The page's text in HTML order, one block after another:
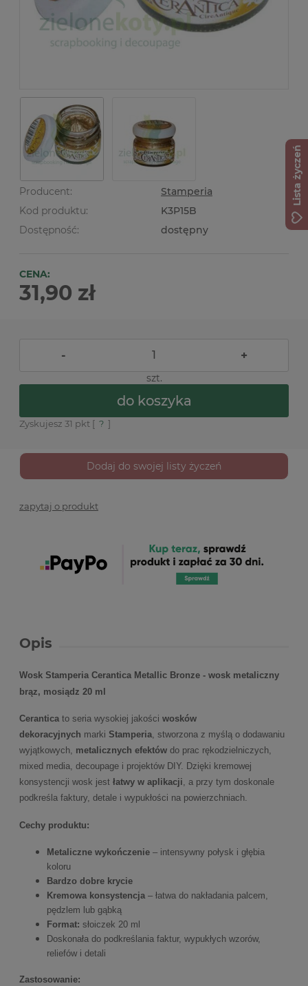
Producent:
Stamperia
Kod produktu:
K3P15B
Dostępność:
dostępny
CENA:
31,90 zł
- +
szt.
do koszyka
Zyskujesz 31 pkt [ ? ]
Dodaj do swojej listy życzeń
zapytaj o produkt
Opis
Wosk Stamperia Cerantica Metallic Bronze - wosk metaliczny
brąz, mosiądz 20 ml
Cerantica to seria wysokiej jakości wosków
dekoracyjnych marki Stamperia, stworzona z myślą o dodawaniu
wyjątkowych, metalicznych efektów do prac rękodzielniczych,
mixed media, decoupage i projektów DIY. Dzięki kremowej
konsystencji wosk jest łatwy w aplikacji, a przy tym doskonale
podkreśla faktury, detale i wypukłości na powierzchniach.
Cechy produktu:
Metaliczne wykończenie – intensywny połysk i głębia
koloru
Bardzo dobre krycie
Kremowa konsystencja – łatwa do nakładania palcem,
pędzlem lub gąbką
Format: słoiczek 20 ml
Doskonała do podkreślania faktur, wypukłych wzorów,
reliefów i detali
Zastosowanie:
Lista życzeń